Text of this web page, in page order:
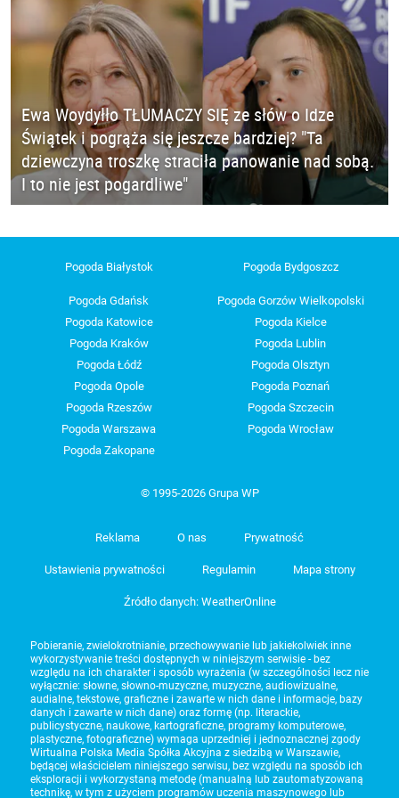
Ewa Woydyłło TŁUMACZY SIĘ ze słów o Idze
Świątek i pogrąża się jeszcze bardziej? "Ta
dziewczyna troszkę straciła panowanie nad sobą.
I to nie jest pogardliwe"
Pogoda Białystok Pogoda Bydgoszcz
Pogoda Gdańsk
Pogoda Gorzów Wielkopolski
Pogoda Katowice
Pogoda Kielce
Pogoda Kraków
Pogoda Lublin
Pogoda Łódź
Pogoda Olsztyn
Pogoda Opole
Pogoda Poznań
Pogoda Rzeszów
Pogoda Szczecin
Pogoda Warszawa
Pogoda Wrocław
Pogoda Zakopane
© 1995-2026 Grupa WP
Reklama O nas Prywatność
Ustawienia prywatności Regulamin Mapa strony
Źródło danych: WeatherOnline
Pobieranie, zwielokrotnianie, przechowywanie lub jakiekolwiek inne
wykorzystywanie treści dostępnych w niniejszym serwisie - bez
względu na ich charakter i sposób wyrażenia (w szczególności lecz nie
wyłącznie: słowne, słowno-muzyczne, muzyczne, audiowizualne,
audialne, tekstowe, graficzne i zawarte w nich dane i informacje, bazy
danych i zawarte w nich dane) oraz formę (np. literackie,
publicystyczne, naukowe, kartograficzne, programy komputerowe,
plastyczne, fotograficzne) wymaga uprzedniej i jednoznacznej zgody
Wirtualna Polska Media Spółka Akcyjna z siedzibą w Warszawie,
będącej właścicielem niniejszego serwisu, bez względu na sposób ich
eksploracji i wykorzystaną metodę (manualną lub zautomatyzowaną
technikę, w tym z użyciem programów uczenia maszynowego lub